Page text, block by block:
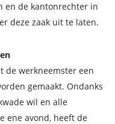
en de kantonrechter in
deze zaak uit te laten.
de werkneemster een
gemaakt. Ondanks
wil en alle
ene avond, heeft de